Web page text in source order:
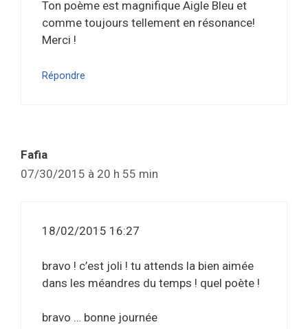
Ton poème est magnifique Aigle Bleu et
comme toujours tellement en résonance!
Merci !
Répondre
Fafia
07/30/2015 à 20 h 55 min
18/02/2015 16:27
bravo ! c’est joli ! tu attends la bien aimée
dans les méandres du temps ! quel poète !
bravo … bonne journée